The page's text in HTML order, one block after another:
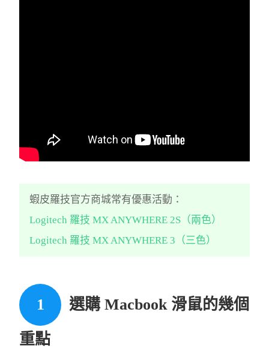
蝦皮羅技官方商城常有優惠活動：
Logitech 羅技 MX ANYWHERE 2S（兩色）
Logitech 羅技 MX ANYWHERE 3（三色）
選購 Macbook 滑鼠的幾個
重點